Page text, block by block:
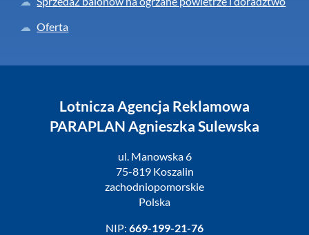
Oferta
Lotnicza Agencja Reklamowa
PARAPLAN Agnieszka Sulewska
ul. Manowska 6
75-819 Koszalin
zachodniopomorskie
Polska
NIP: 669-199-21-76